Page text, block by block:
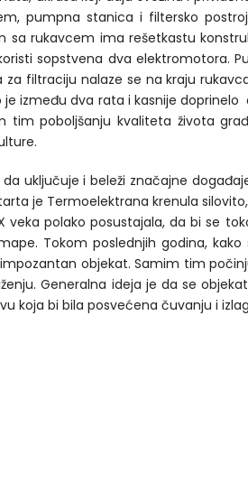
pumpna stanica i filtersko
sa rukavcem ima rešetkastu
sopstvena dva elektromotora.
filtraciju nalaze se na kraju
između dva rata i kasnije
poboljšanju kvaliteta života
uključuje i beleži značajne
je Termoelektrana krenula
polako posustajala, da bi se
Tokom poslednjih godina,
objekat. Samim tim
Generalna ideja je da se
koja bi bila posvećena čuvanju i